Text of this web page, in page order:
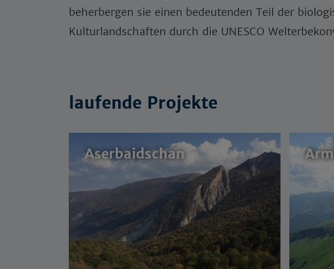
beherbergen sie einen bedeutenden Teil der
Kulturlandschaften durch die UNESCO
laufende Projekte
Aserbaidschan